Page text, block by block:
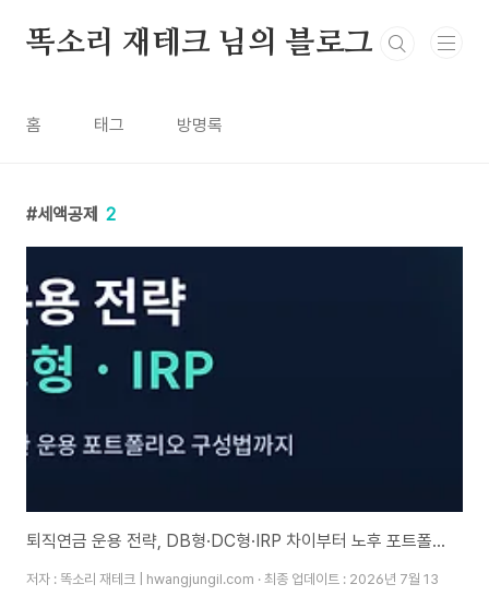
똑소리 재테크 님의 블로그
홈 태그 방명록
세액공제 2
퇴직연금 운용 전략, DB형·DC형·IRP 차이부터 노후 포트폴리오까지 완벽 정리
저자 : 똑소리 재테크 | hwangjungil.com · 최종 업데이트 : 2026년 7월 13